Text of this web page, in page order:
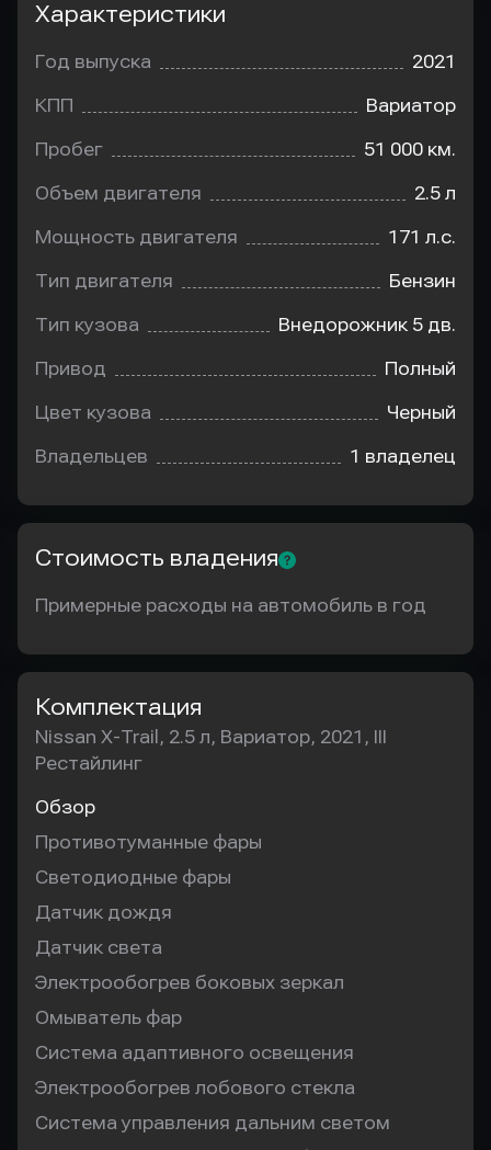
Характеристики
Год выпуска 2021
КПП Вариатор
Пробег 51 000 км.
Объем двигателя 2.5 л
Мощность двигателя 171 л.с.
Тип двигателя Бензин
Тип кузова Внедорожник 5 дв.
Привод Полный
Цвет кузова Черный
Владельцев 1 владелец
Стоимость владения
Примерные расходы на автомобиль в год
Комплектация
Nissan X-Trail, 2.5 л, Вариатор, 2021, III
Рестайлинг
Обзор
Противотуманные фары
Светодиодные фары
Датчик дождя
Датчик света
Электрообогрев боковых зеркал
Омыватель фар
Система адаптивного освещения
Электрообогрев лобового стекла
Система управления дальним светом